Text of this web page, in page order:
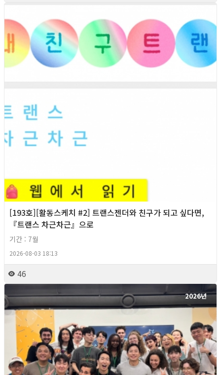
[193호][활동스케치 #2] 트랜스젠더와 친구가 되고 싶다면,
『트랜스 차근차근』으로
기간 : 7월
2026-08-03 18:13
46
2026년